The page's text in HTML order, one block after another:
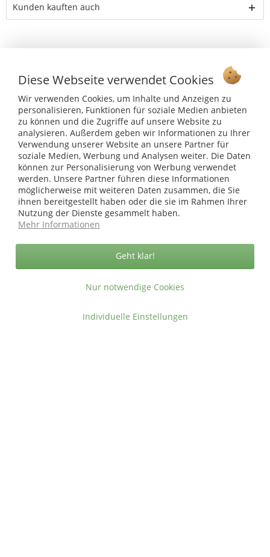
Kunden kauften auch
Ab 75 € versandkostenfrei *
Service Hotline
Shop Service
Informationen
* bei Paketversand. Alle Preise inkl. gesetzl. Mehrwertsteuer zzgl.
Versandkosten.
Copyright © afp marketing gmbh - Alle Rechte vorbehalten
Sicher zahlen in unserem Onlineshop
Diese Webseite verwendet Cookies
Wir verwenden Cookies, um Inhalte und Anzeigen zu
personalisieren, Funktionen für soziale Medien anbieten
zu können und die Zugriffe auf unsere Website zu
analysieren. Außerdem geben wir Informationen zu Ihrer
Verwendung unserer Website an unsere Partner für
soziale Medien, Werbung und Analysen weiter. Die Daten
können zur Personalisierung von Werbung verwendet
werden. Unsere Partner führen diese Informationen
möglicherweise mit weiteren Daten zusammen, die Sie
ihnen bereitgestellt haben oder die sie im Rahmen Ihrer
Nutzung der Dienste gesammelt haben.
Mehr Informationen
Nur notwendige Cookies
Geht klar!
Individuelle Einstellungen